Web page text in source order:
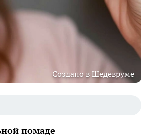
Создано в Шедевруме
помаде